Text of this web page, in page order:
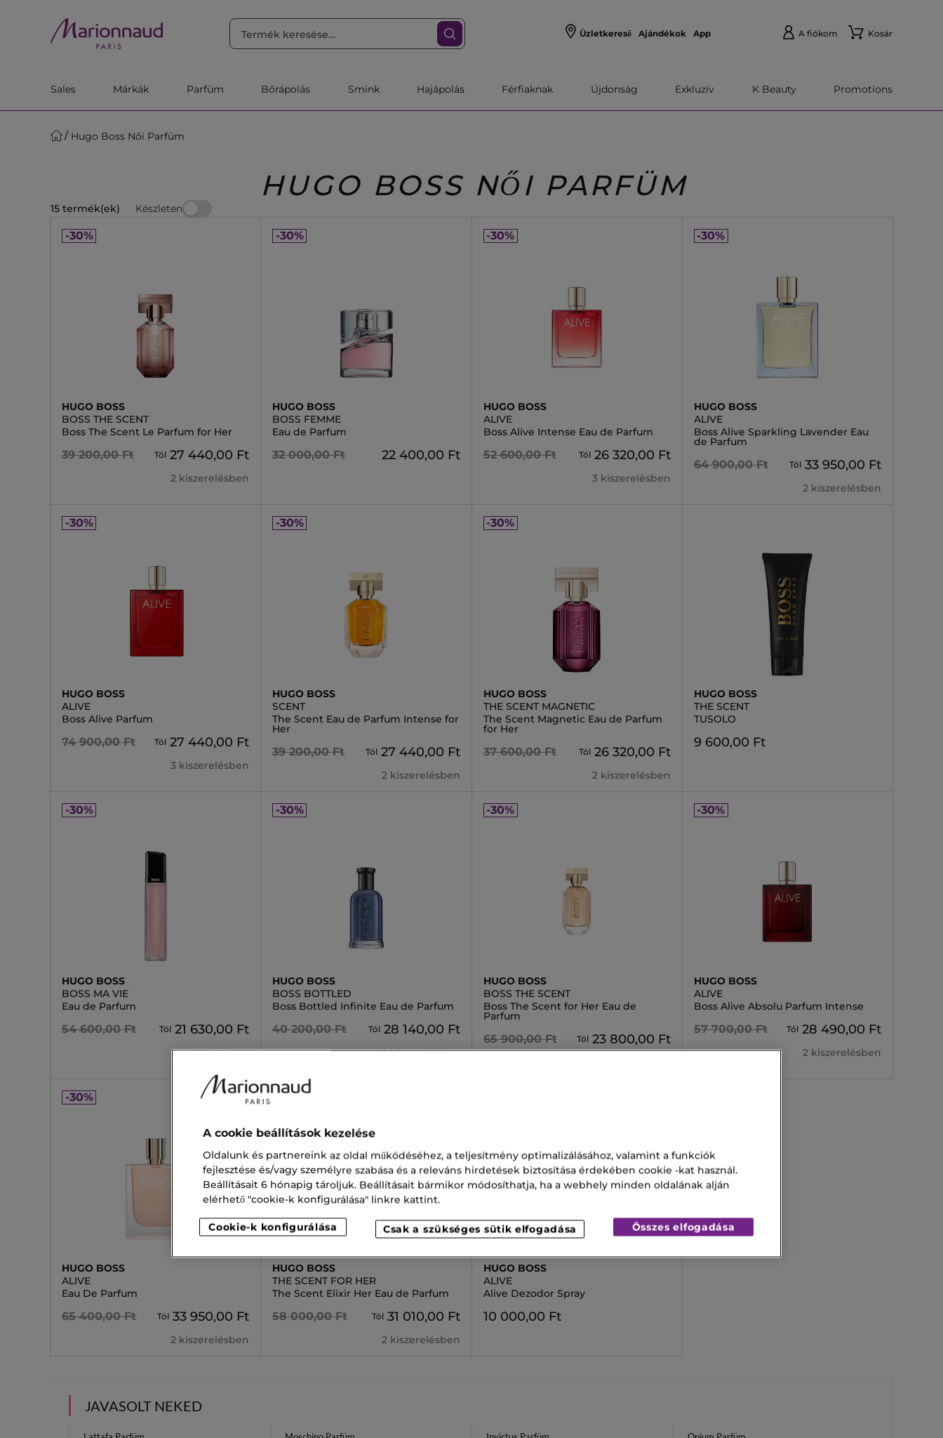
Üzletkereső Ajándékok App A fiókom Kosár
Sales Márkák Parfüm Bőrápolás Smink Hajápolás Férfiaknak Újdonság Exkluzív K Beauty Promotions
Hugo Boss Női Parfüm
HUGO BOSS NŐI PARFÜM
15 termék(ek) Készleten
-30%
HUGO BOSS
BOSS THE SCENT
Boss The Scent Le Parfum for Her
39 200,00 Ft Tól 27 440,00 Ft
2 kiszerelésben
-30%
HUGO BOSS
BOSS FEMME
Eau de Parfum
32 000,00 Ft 22 400,00 Ft
-30%
HUGO BOSS
ALIVE
Boss Alive Intense Eau de Parfum
52 600,00 Ft Tól 26 320,00 Ft
3 kiszerelésben
-30%
HUGO BOSS
ALIVE
Boss Alive Sparkling Lavender Eau
de Parfum
64 900,00 Ft Tól 33 950,00 Ft
2 kiszerelésben
-30%
HUGO BOSS
ALIVE
Boss Alive Parfum
74 900,00 Ft Tól 27 440,00 Ft
3 kiszerelésben
-30%
HUGO BOSS
SCENT
The Scent Eau de Parfum Intense for
Her
39 200,00 Ft Tól 27 440,00 Ft
2 kiszerelésben
-30%
HUGO BOSS
THE SCENT MAGNETIC
The Scent Magnetic Eau de Parfum
for Her
37 600,00 Ft Tól 26 320,00 Ft
2 kiszerelésben
HUGO BOSS
THE SCENT
TUSOLO
9 600,00 Ft
-30%
HUGO BOSS
BOSS MA VIE
Eau de Parfum
54 600,00 Ft Tól 21 630,00 Ft
2 kiszerelésben
-30%
HUGO BOSS
BOSS BOTTLED
Boss Bottled Infinite Eau de Parfum
40 200,00 Ft Tól 28 140,00 Ft
2 kiszerelésben
-30%
HUGO BOSS
BOSS THE SCENT
Boss The Scent for Her Eau de
Parfum
65 900,00 Ft Tól 23 800,00 Ft
-30%
HUGO BOSS
ALIVE
Boss Alive Absolu Parfum Intense
57 700,00 Ft Tól 28 490,00 Ft
2 kiszerelésben
-30%
HUGO BOSS
ALIVE
Eau De Parfum
65 400,00 Ft Tól 33 950,00 Ft
2 kiszerelésben
-30%
HUGO BOSS
THE SCENT FOR HER
The Scent Elixir Her Eau de Parfum
58 000,00 Ft Tól 31 010,00 Ft
2 kiszerelésben
HUGO BOSS
ALIVE
Alive Dezodor Spray
10 000,00 Ft
JAVASOLT NEKED
A cookie beállítások kezelése
Oldalunk és partnereink az oldal működéséhez, a teljesítmény optimalizálásához, valamint a funkciók
fejlesztése és/vagy személyre szabása és a releváns hirdetések biztosítása érdekében cookie -kat használ.
Beállításait 6 hónapig tároljuk. Beállításait bármikor módosíthatja, ha a webhely minden oldalának alján
elérhető "cookie-k konfigurálása" linkre kattint.
Cookie-k konfigurálása Csak a szükséges sütik elfogadása Összes elfogadása